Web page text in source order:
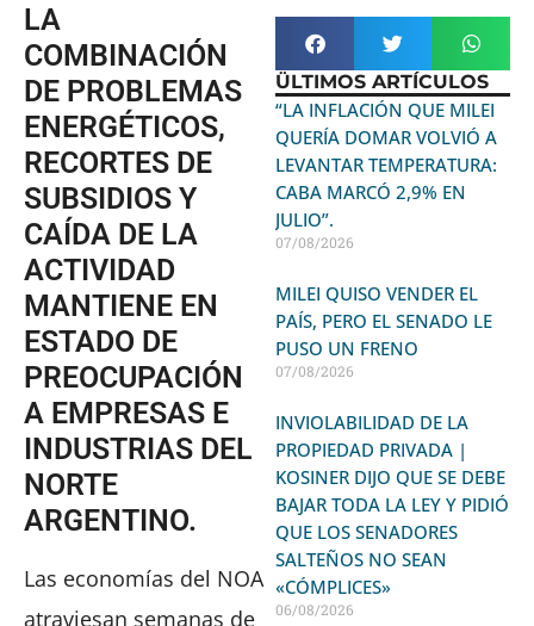
LA
COMBINACIÓN
DE PROBLEMAS
ENERGÉTICOS,
RECORTES DE
SUBSIDIOS Y
CAÍDA DE LA
ACTIVIDAD
MANTIENE EN
ESTADO DE
PREOCUPACIÓN
A EMPRESAS E
INDUSTRIAS DEL
NORTE
ARGENTINO.
Las economías del NOA
atraviesan semanas de
ÜLTIMOS ARTÍCULOS
“LA INFLACIÓN QUE MILEI
QUERÍA DOMAR VOLVIÓ A
LEVANTAR TEMPERATURA:
CABA MARCÓ 2,9% EN
JULIO”.
07/08/2026
MILEI QUISO VENDER EL
PAÍS, PERO EL SENADO LE
PUSO UN FRENO
07/08/2026
INVIOLABILIDAD DE LA
PROPIEDAD PRIVADA |
KOSINER DIJO QUE SE DEBE
BAJAR TODA LA LEY Y PIDIÓ
QUE LOS SENADORES
SALTEÑOS NO SEAN
«CÓMPLICES»
06/08/2026